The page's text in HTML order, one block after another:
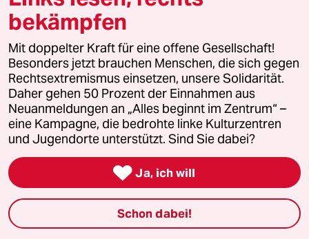
Reisen
Kantine
Shop
Anzeigen
Fragen & Hilfe
Feedback
bekämpfen
Mit doppelter Kraft für eine offene Gesellschaft!
Besonders jetzt brauchen Menschen, die sich gegen
Rechtsextremismus einsetzen, unsere Solidarität.
Daher gehen 50 Prozent der Einnahmen aus
Neuanmeldungen an „Alles beginnt im Zentrum“ –
eine Kampagne, die bedrohte linke Kulturzentren
und Jugendorte unterstützt. Sind Sie dabei?
 Ja, ich will
Schon dabei!